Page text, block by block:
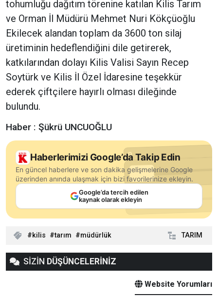
tohumluğu dağıtım törenine katılan Kilis Tarım
ve Orman İl Müdürü Mehmet Nuri Kökçüoğlu
Ekilecek alandan toplam da 3600 ton silaj
üretiminin hedeflendiğini dile getirerek,
katkılarından dolayı Kilis Valisi Sayın Recep
Soytürk ve Kilis İl Özel İdaresine teşekkür
ederek çiftçilere hayırlı olması dileğinde
bulundu.
Haber : Şükrü UNCUOĞLU
Haberlerimizi Google’da Takip Edin
En güncel haberlere ve son dakika gelişmelerine Google
üzerinden anında ulaşmak için bizi favorilerinize ekleyin.
Google’da tercih edilen
kaynak olarak ekleyin
kilis tarım müdürlük TARIM
SİZİN DÜŞÜNCELERİNİZ
Website Yorumları